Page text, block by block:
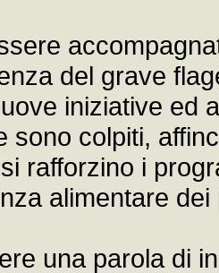
del grave
iniziative ed
sono colpiti,
rafforzino i
alimentare dei
una parola di